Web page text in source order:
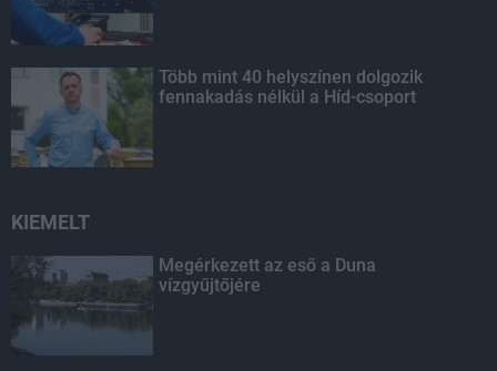
Több mint 40 helyszínen dolgozik
fennakadás nélkül a Híd-csoport
KIEMELT
Megérkezett az eső a Duna
vízgyűjtőjére